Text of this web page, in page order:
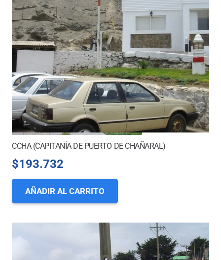
CCHA (CAPITANÍA DE PUERTO DE CHAÑARAL)
$193.732
AÑADIR AL CARRITO